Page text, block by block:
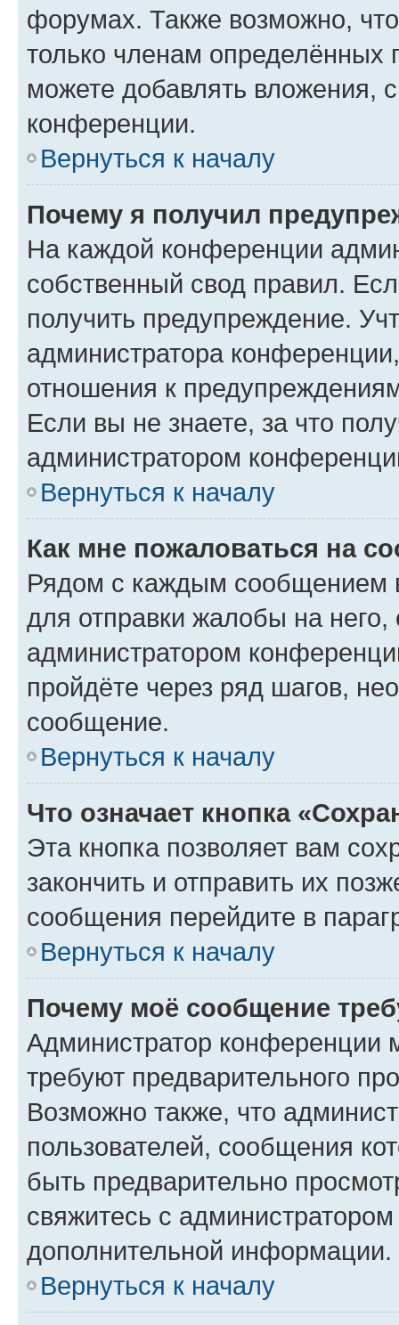
форумах. Также возможно,
только членам определённых
можете добавлять вложения,
конференции.
Вернуться к началу
Почему я получил
На каждой конференции
собственный свод правил.
получить предупреждение.
администратора
отношения к
Если вы не знаете, за что
администратором
Вернуться к началу
Как мне пожаловаться на
Рядом с каждым сообщением
для отправки жалобы на
администратором
пройдёте через ряд шагов,
сообщение.
Вернуться к началу
Что означает кнопка
Эта кнопка позволяет вам
закончить и отправить их
сообщения перейдите в
Вернуться к началу
Почему моё сообщение
Администратор конференции
требуют предварительного
Возможно также, что
пользователей, сообщения
быть предварительно
свяжитесь с
дополнительной информации.
Вернуться к началу